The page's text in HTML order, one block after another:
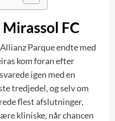
FC
Parque endte med
kom foran efter
igen med en
tredjedel, og selv om
flest afslutninger,
kliniske, når chancen